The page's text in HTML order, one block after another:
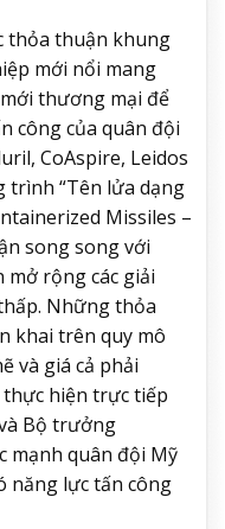
thỏa thuận khung
mới nổi mang
thương mại để
công của quân đội
CoAspire, Leidos
trình “Tên lửa dạng
Missiles –
song song với
mở rộng các giải
Những thỏa
khai trên quy mô
và giá cả phải
hiện trực tiếp
Bộ trưởng
mạnh quân đội Mỹ
năng lực tấn công